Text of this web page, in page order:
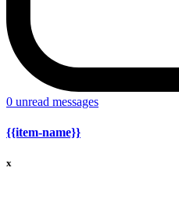
0 unread messages
{{item-name}}
x